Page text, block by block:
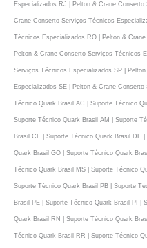
Especializados RJ | Pelton & Crane
Crane Conserto Serviços Técnicos
Técnicos Especializados RO | Pelton &
Pelton & Crane Conserto Serviços Técnicos
Serviços Técnicos Especializados SP |
Especializados SE | Pelton & Crane
Técnico Quark Brasil AC | Suporte Técnico
Suporte Técnico Quark Brasil AM | Suporte
Brasil CE | Suporte Técnico Quark Brasil DF
Quark Brasil GO | Suporte Técnico Quark
Técnico Quark Brasil MS | Suporte Técnico
Suporte Técnico Quark Brasil PB | Suporte
Brasil PE | Suporte Técnico Quark Brasil PI |
Quark Brasil RN | Suporte Técnico Quark
Técnico Quark Brasil RR | Suporte Técnico